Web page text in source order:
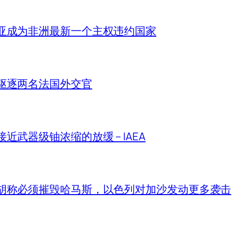
成为非洲最新一个主权违约国家
逐两名法国外交官
近武器级铀浓缩的放缓 – IAEA
称必须摧毁哈马斯，以色列对加沙发动更多袭击